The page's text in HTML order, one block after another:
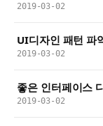
2019-03-02
UI디자인 패턴 파
2019-03-02
좋은 인터페이스
2019-03-02